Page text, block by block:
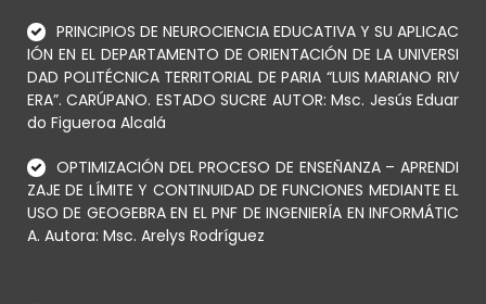
PRINCIPIOS DE NEUROCIENCIA EDUCATIVA Y SU APLICAC
IÓN EN EL DEPARTAMENTO DE ORIENTACIÓN DE LA UNIVERSI
DAD POLITÉCNICA TERRITORIAL DE PARIA “LUIS MARIANO RIV
ERA”. CARÚPANO. ESTADO SUCRE AUTOR: Msc. Jesús Eduar
do Figueroa Alcalá
OPTIMIZACIÓN DEL PROCESO DE ENSEÑANZA – APRENDI
ZAJE DE LÍMITE Y CONTINUIDAD DE FUNCIONES MEDIANTE EL
USO DE GEOGEBRA EN EL PNF DE INGENIERÍA EN INFORMÁTIC
A. Autora: Msc. Arelys Rodríguez